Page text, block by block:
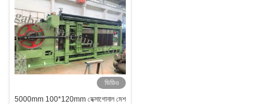
ভিডিও
5000mm 100*120mm হেক্সাগোনাল মেশ